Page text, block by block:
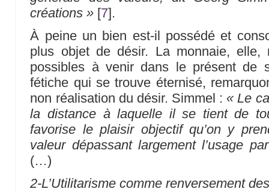
créations » [7].
À peine un bien est-il possédé et
plus objet de désir. La monnaie, elle,
possibles à venir dans le présent de
fétiche qui se trouve éternisé,
non réalisation du désir. Simmel : « Le
la distance à laquelle il se tient de
favorise le plaisir objectif qu’on y
valeur dépassant largement l’usage
(…)
2-L’Utilitarisme comme renversement